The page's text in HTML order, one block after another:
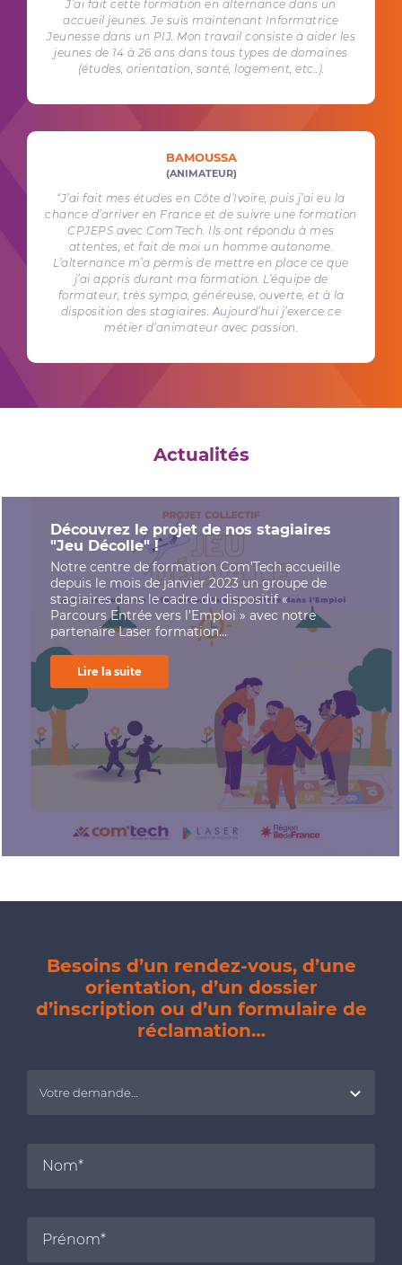
J’ai fait cette formation en alternance dans un
accueil jeunes. Je suis maintenant Informatrice
Jeunesse dans un PIJ. Mon travail consiste à aider les
jeunes de 14 à 26 ans dans tous types de domaines
(études, orientation, santé, logement, etc..).
BAMOUSSA
(ANIMATEUR)
“J’ai fait mes études en Côte d’Ivoire, puis j’ai eu la
chance d’arriver en France et de suivre une formation
CPJEPS avec Com’Tech. Ils ont répondu à mes
attentes, et fait de moi un homme autonome.
L’alternance m’a permis de mettre en place ce que
j’ai appris durant ma formation. L’équipe de
formateur, très sympa, généreuse, ouverte, et à la
disposition des stagiaires. Aujourd’hui j’exerce ce
métier d’animateur avec passion.
Actualités
Découvrez le projet de nos stagiaires
"Jeu Décolle" !
Notre centre de formation Com’Tech accueille
depuis le mois de janvier 2023 un groupe de
stagiaires dans le cadre du dispositif «
Parcours Entrée vers l’Emploi » avec notre
partenaire Laser formation...
Lire la suite
Besoins d’un rendez-vous, d’une
orientation, d’un dossier
d’inscription ou d’un formulaire de
réclamation…